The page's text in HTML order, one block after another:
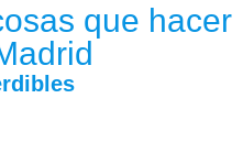
que hacer